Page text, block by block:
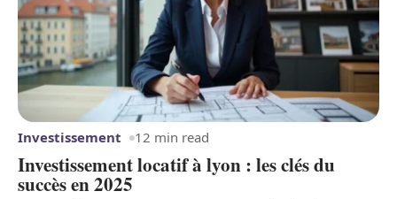
Investissement locatif à lyon : les clés du
succès en 2025
Investissement 12 min read